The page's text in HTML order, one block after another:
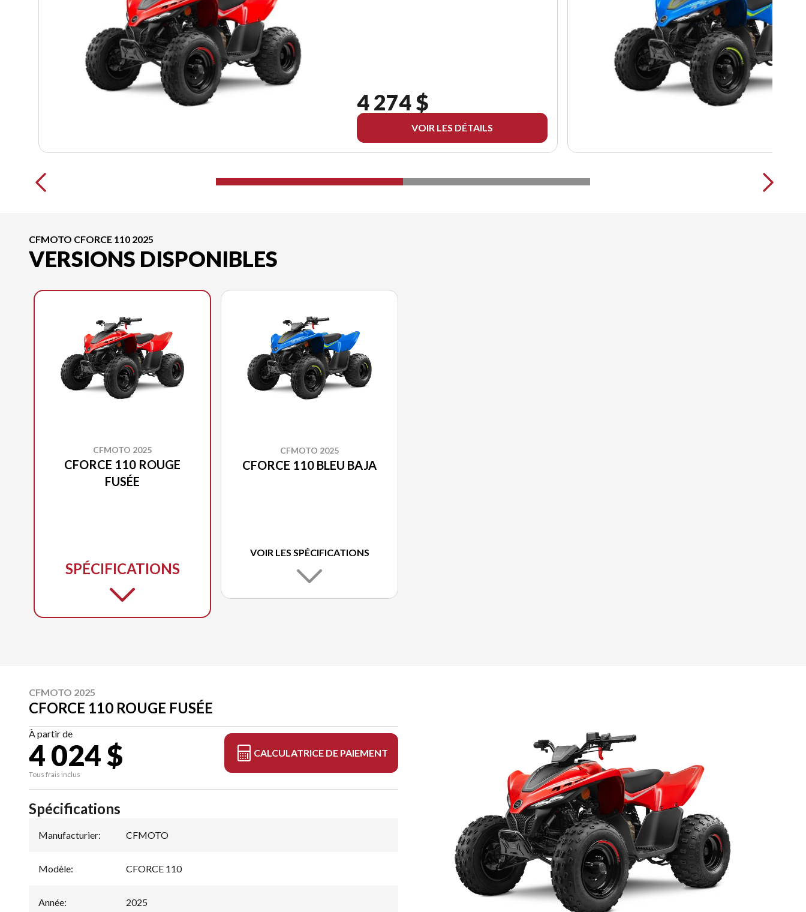
4 274 $
VOIR LES DÉTAILS
CFMOTO CFORCE 110 2025
VERSIONS DISPONIBLES
CFMOTO 2025
CFORCE 110 ROUGE
FUSÉE
SPÉCIFICATIONS
CFMOTO 2025
CFORCE 110 BLEU BAJA
VOIR LES SPÉCIFICATIONS
CFMOTO 2025
CFORCE 110 ROUGE FUSÉE
À partir de
4 024 $
Tous frais inclus
CALCULATRICE DE PAIEMENT
Spécifications
Manufacturier: CFMOTO
Modèle: CFORCE 110
Année: 2025